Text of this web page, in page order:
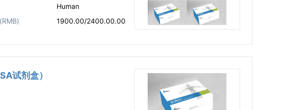
Human
1900.00/2400.00.00
试剂盒）